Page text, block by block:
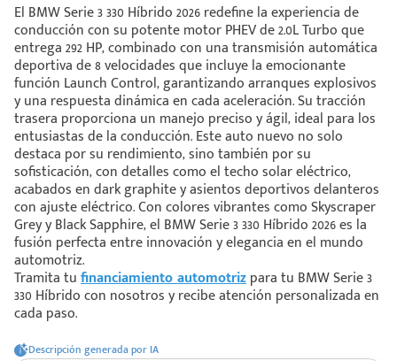
El BMW Serie 3 330 Híbrido 2026 redefine la experiencia de
conducción con su potente motor PHEV de 2.0L Turbo que
entrega 292 HP, combinado con una transmisión automática
deportiva de 8 velocidades que incluye la emocionante
función Launch Control, garantizando arranques explosivos
y una respuesta dinámica en cada aceleración. Su tracción
trasera proporciona un manejo preciso y ágil, ideal para los
entusiastas de la conducción. Este auto nuevo no solo
destaca por su rendimiento, sino también por su
sofisticación, con detalles como el techo solar eléctrico,
acabados en dark graphite y asientos deportivos delanteros
con ajuste eléctrico. Con colores vibrantes como Skyscraper
Grey y Black Sapphire, el BMW Serie 3 330 Híbrido 2026 es la
fusión perfecta entre innovación y elegancia en el mundo
automotriz.
Tramita tufinanciamiento automotrizpara tu BMW Serie 3
330 Híbrido con nosotros y recibe atención personalizada en
cada paso.
Descripción generada por IA
más
estoy viendo 😀